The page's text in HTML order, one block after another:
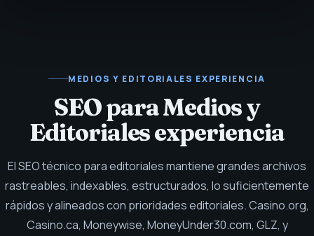
MEDIOS Y EDITORIALES EXPERIENCIA
SEO para Medios y
Editoriales experiencia
El SEO técnico para editoriales mantiene grandes archivos
rastreables, indexables, estructurados, lo suficientemente
rápidos y alineados con prioridades editoriales.Casino.org,
Casino.ca, Moneywise, MoneyUnder30.com, GLZ, y